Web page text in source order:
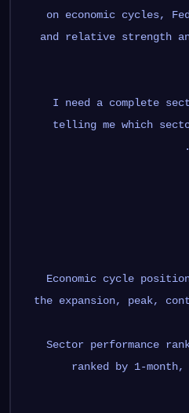
on economic cycles,
and relative strength
I need a complete
telling me which
Economic cycle
the expansion, peak,
Sector performance
ranked by 1-month,